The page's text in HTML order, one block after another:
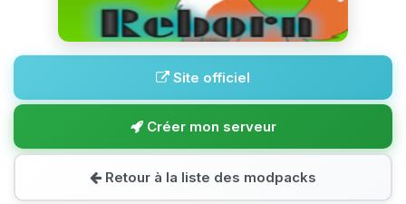
Site officiel
Créer mon serveur
Retour à la liste des modpacks